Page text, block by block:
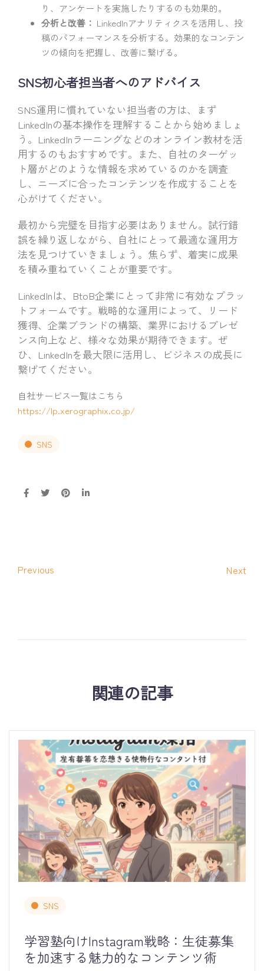
り、アンケートを実施したりするのも効果的。
分析と改善： LinkedInアナリティクスを活用し、投
稿のパフォーマンスを分析する。効果的なコンテン
ツの傾向を把握し、改善に繋げる。
SNS初心者担当者へのアドバイス
SNS運用に慣れていない担当者の方は、まず
LinkedInの基本操作を理解することから始めましょ
う。LinkedInラーニングなどのオンライン教材を活
用するのもおすすめです。また、自社のターゲッ
ト層がどのような情報を求めているのかを調査
し、ニーズに合ったコンテンツを作成することを
心がけてください。
最初から完璧を目指す必要はありません。試行錯
誤を繰り返しながら、自社にとって最適な運用方
法を見つけていきましょう。焦らず、着実に成果
を積み重ねていくことが重要です。
LinkedInは、BtoB企業にとって非常に有効なプラッ
トフォームです。戦略的な運用によって、リード
獲得、企業ブランドの構築、業界におけるプレゼ
ンス向上など、様々な効果が期待できます。ぜ
ひ、LinkedInを最大限に活用し、ビジネスの成長に
繋げてください。
自社サービス一覧はこちら
https://lp.xerographix.co.jp/
SNS
Previous Next
関連の記事
SNS
学習塾向けInstagram戦略：生徒募集
を加速する魅力的なコンテンツ術